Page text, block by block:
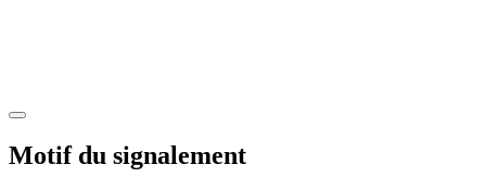
Motif du signalement